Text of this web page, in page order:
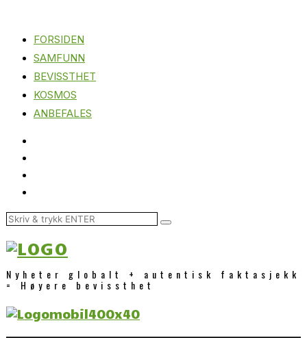
FORSIDEN
SAMFUNN
BEVISSTHET
KOSMOS
ANBEFALES
Nyheter globalt + autentisk faktasjekk
= Høyere bevissthet